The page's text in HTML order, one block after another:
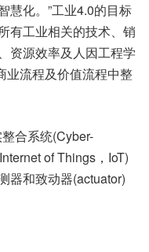
慧化。”工业4.0的目标
有工业相关的技术、销
资源效率及人因工程学
业流程及价值流程中整
合系统(Cyber-
of Things，IoT)
器和致动器(actuator)